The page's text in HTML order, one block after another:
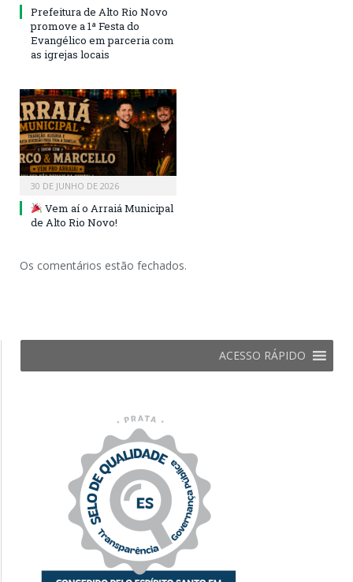
Prefeitura de Alto Rio Novo
promove a 1ª Festa do
Evangélico em parceria com
as igrejas locais
30 DE JUNHO DE 2026
Vem aí o Arraiá Municipal
de Alto Rio Novo!
Os comentários estão fechados.
ACESSO RÁPIDO